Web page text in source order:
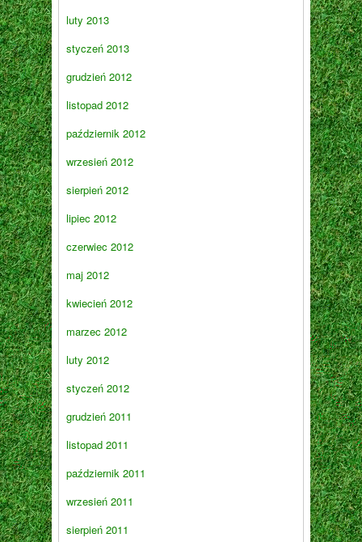
luty 2013
styczeń 2013
grudzień 2012
listopad 2012
październik 2012
wrzesień 2012
sierpień 2012
lipiec 2012
czerwiec 2012
maj 2012
kwiecień 2012
marzec 2012
luty 2012
styczeń 2012
grudzień 2011
listopad 2011
październik 2011
wrzesień 2011
sierpień 2011